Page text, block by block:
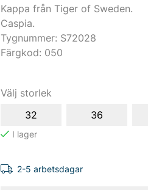
Kappa från Tiger of Sweden.
Caspia.
Tygnummer: S72028
Färgkod: 050
Välj storlek
32
36
2-5 arbetsdagar